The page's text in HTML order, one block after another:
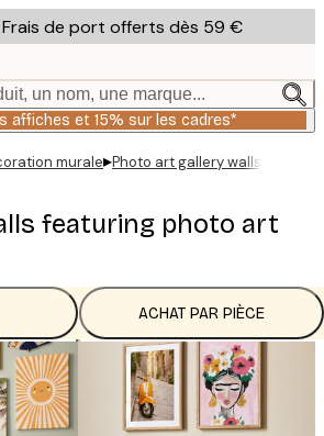
Frais de port offerts dès 59 €
un nom, une marque...
affiches et 15% sur les cadres*
murale▸Photo art gallery walls
featuring photo art
ACHAT PAR PIÈCE